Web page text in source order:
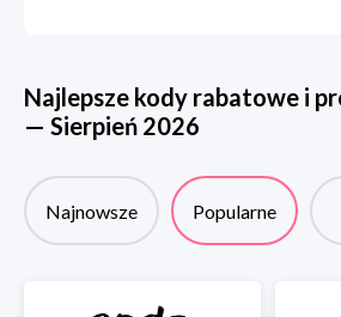
Najlepsze kody rabatowe i
— Sierpień 2026
Najnowsze Popularne